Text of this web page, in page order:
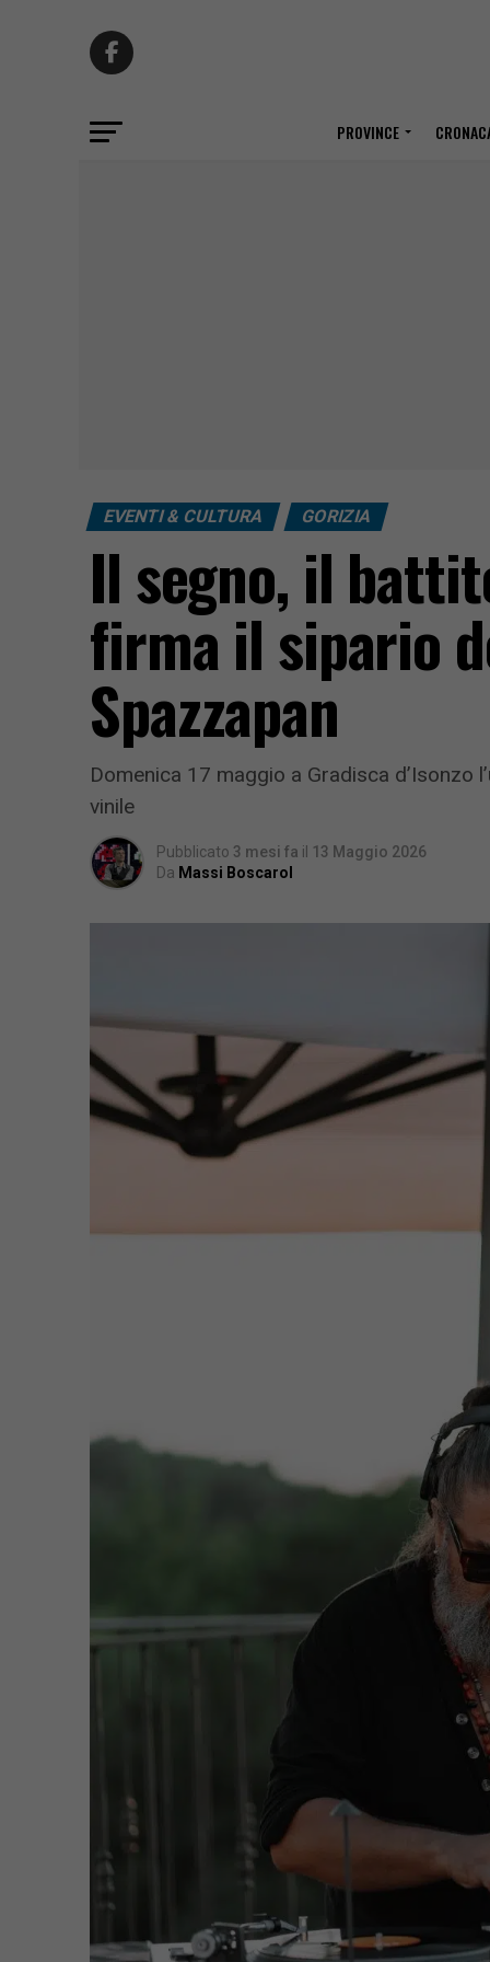
PROVINCE
EVENTI & CULTURA GORIZIA
Il segno, il
firma il sipario
Spazzapan
Domenica 17 maggio a Gradisca d’Isonzo
vinile
Pubblicato 3 mesi fa il 13 Maggio 2026
Da Massi Boscarol